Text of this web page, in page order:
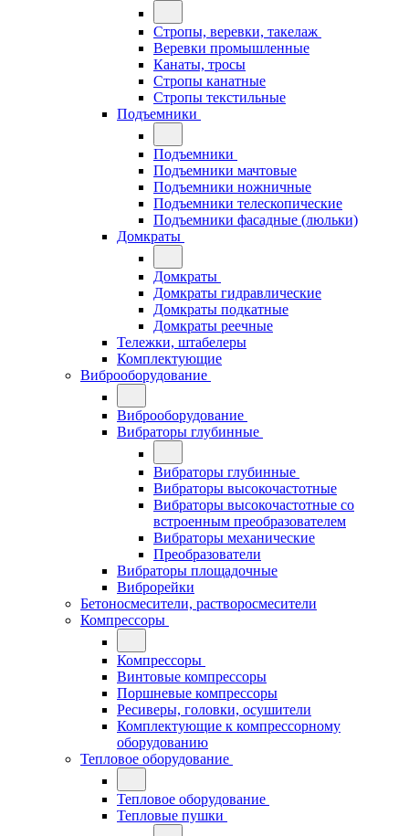
Стропы, веревки, такелаж
Веревки промышленные
Канаты, тросы
Стропы канатные
Стропы текстильные
Подъемники
Подъемники
Подъемники мачтовые
Подъемники ножничные
Подъемники телескопические
Подъемники фасадные (люльки)
Домкраты
Домкраты
Домкраты гидравлические
Домкраты подкатные
Домкраты реечные
Тележки, штабелеры
Комплектующие
Виброоборудование
Виброоборудование
Вибраторы глубинные
Вибраторы глубинные
Вибраторы высокочастотные
Вибраторы высокочастотные со
встроенным преобразователем
Вибраторы механические
Преобразователи
Вибраторы площадочные
Виброрейки
Бетоносмесители, растворосмесители
Компрессоры
Компрессоры
Винтовые компрессоры
Поршневые компрессоры
Ресиверы, головки, осушители
Комплектующие к компрессорному
оборудованию
Тепловое оборудование
Тепловое оборудование
Тепловые пушки